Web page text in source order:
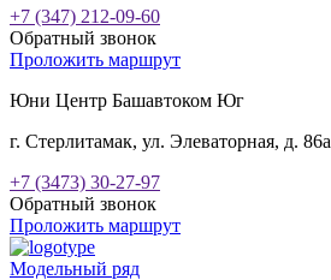
+7 (347) 212-09-60
Обратный звонок
Проложить маршрут
Юни Центр Башавтоком Юг
г. Стерлитамак, ул. Элеваторная, д. 86а
+7 (3473) 30-27-97
Обратный звонок
Проложить маршрут
Модельный ряд